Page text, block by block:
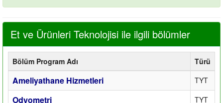
Et ve Ürünleri Teknolojisi ile ilgili bölümler
Bölüm Program Adı Türü
Ameliyathane Hizmetleri TYT
Odyometri TYT